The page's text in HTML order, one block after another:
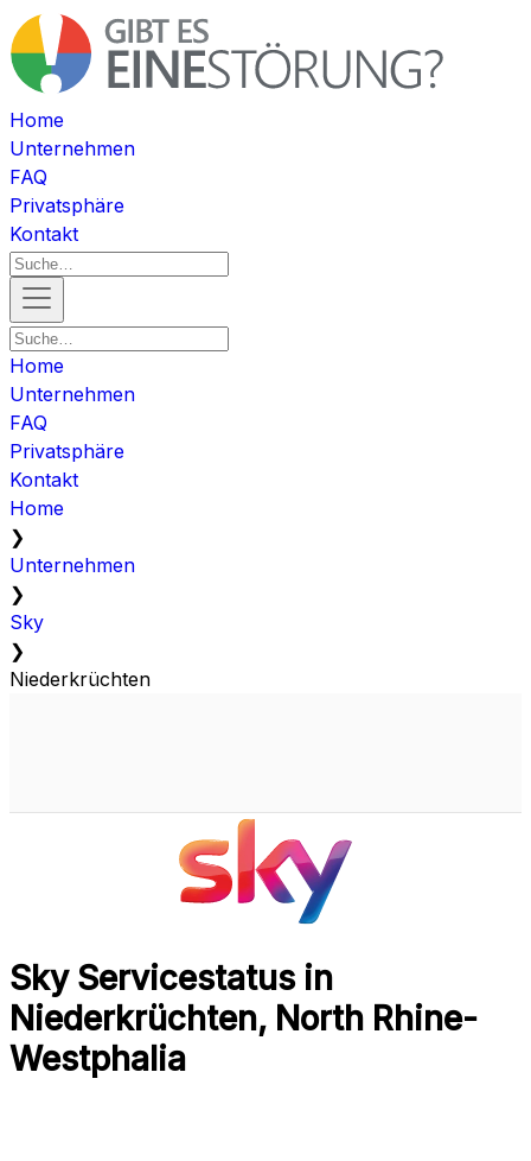
Home
Unternehmen
FAQ
Privatsphäre
Kontakt
Home
Unternehmen
FAQ
Privatsphäre
Kontakt
Home
❯
Unternehmen
❯
Sky
❯
Niederkrüchten
Sky Servicestatus in
Niederkrüchten, North Rhine-
Westphalia